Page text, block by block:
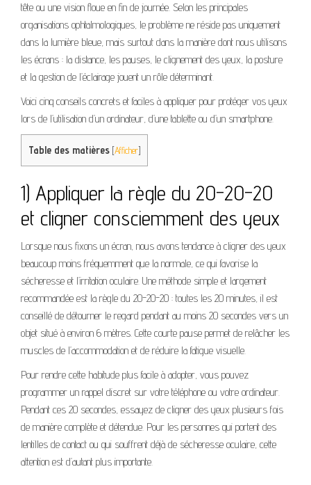
tête ou une vision floue en fin de journée. Selon les principales
organisations ophtalmologiques, le problème ne réside pas uniquement
dans la lumière bleue, mais surtout dans la manière dont nous utilisons
les écrans : la distance, les pauses, le clignement des yeux, la posture
et la gestion de l’éclairage jouent un rôle déterminant.
Voici cinq conseils concrets et faciles à appliquer pour protéger vos yeux
lors de l’utilisation d’un ordinateur, d’une tablette ou d’un smartphone.
Table des matières [Afficher]
1) Appliquer la règle du 20-20-20
et cligner consciemment des yeux
Lorsque nous fixons un écran, nous avons tendance à cligner des yeux
beaucoup moins fréquemment que la normale, ce qui favorise la
sécheresse et l’irritation oculaire. Une méthode simple et largement
recommandée est la règle du 20-20-20 : toutes les 20 minutes, il est
conseillé de détourner le regard pendant au moins 20 secondes vers un
objet situé à environ 6 mètres. Cette courte pause permet de relâcher les
muscles de l’accommodation et de réduire la fatigue visuelle.
Pour rendre cette habitude plus facile à adopter, vous pouvez
programmer un rappel discret sur votre téléphone ou votre ordinateur.
Pendant ces 20 secondes, essayez de cligner des yeux plusieurs fois
de manière complète et détendue. Pour les personnes qui portent des
lentilles de contact ou qui souffrent déjà de sécheresse oculaire, cette
attention est d’autant plus importante.